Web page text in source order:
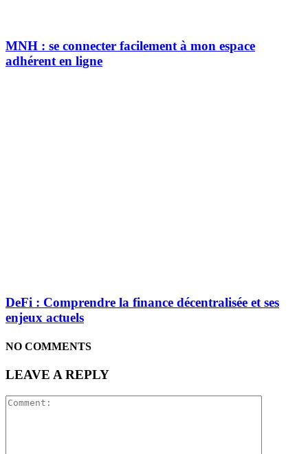
MNH : se connecter facilement à mon espace
adhérent en ligne
DeFi : Comprendre la finance décentralisée et ses
enjeux actuels
NO COMMENTS
LEAVE A REPLY